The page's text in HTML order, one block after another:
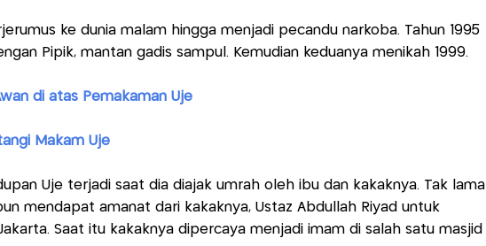
ke dunia malam hingga menjadi pecandu narkoba. Tahun 1995
Pipik, mantan gadis sampul. Kemudian keduanya menikah 1999.
di atas Pemakaman Uje
Makam Uje
Uje terjadi saat dia diajak umrah oleh ibu dan kakaknya. Tak lama
mendapat amanat dari kakaknya, Ustaz Abdullah Riyad untuk
Saat itu kakaknya dipercaya menjadi imam di salah satu masjid